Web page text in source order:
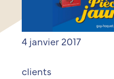
4 janvier 2017
clients